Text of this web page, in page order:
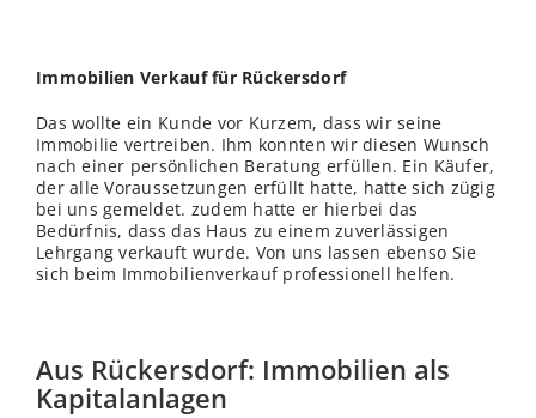
Immobilien Verkauf für Rückersdorf
Das wollte ein Kunde vor Kurzem, dass wir seine
Immobilie vertreiben. Ihm konnten wir diesen Wunsch
nach einer persönlichen Beratung erfüllen. Ein Käufer,
der alle Voraussetzungen erfüllt hatte, hatte sich zügig
bei uns gemeldet. zudem hatte er hierbei das
Bedürfnis, dass das Haus zu einem zuverlässigen
Lehrgang verkauft wurde. Von uns lassen ebenso Sie
sich beim Immobilienverkauf professionell helfen.
Aus Rückersdorf: Immobilien als
Kapitalanlagen